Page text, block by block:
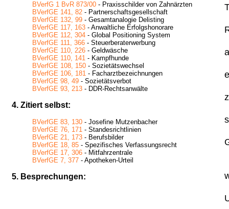
BVerfG 1 BvR 873/00 - Praxisschilder von Zahnärzten
BVerfGE 141, 82 - Partnerschaftsgesellschaft
BVerfGE 132, 99 - Gesamtanalogie Delisting
BVerfGE 117, 163 - Anwaltliche Erfolgshonorare
BVerfGE 112, 304 - Global Positioning System
BVerfGE 111, 366 - Steuerberaterwerbung
BVerfGE 110, 226 - Geldwäsche
BVerfGE 110, 141 - Kampfhunde
BVerfGE 108, 150 - Sozietätswechsel
BVerfGE 106, 181 - Facharztbezeichnungen
BVerfGE 98, 49 - Sozietätsverbot
BVerfGE 93, 213 - DDR-Rechtsanwälte
4. Zitiert selbst:
BVerfGE 83, 130 - Josefine Mutzenbacher
BVerfGE 76, 171 - Standesrichtlinien
BVerfGE 21, 173 - Berufsbilder
BVerfGE 18, 85 - Spezifisches Verfassungsrecht
BVerfGE 17, 306 - Mitfahrzentrale
BVerfGE 7, 377 - Apotheken-Urteil
5. Besprechungen: